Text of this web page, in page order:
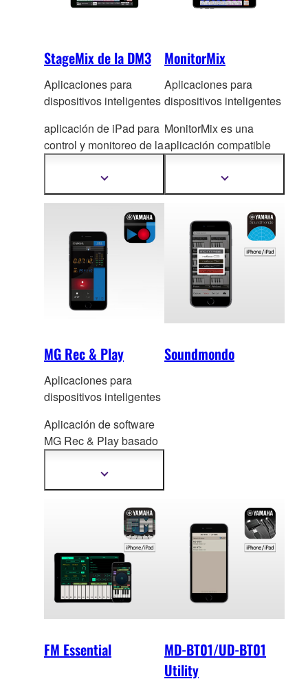
StageMix de la DM3
Aplicaciones para
dispositivos inteligentes
aplicación de iPad para
control y monitoreo de la
Mostrar
MonitorMix
Aplicaciones para
dispositivos inteligentes
MonitorMix es una
aplicación compatible
operativos iOS / Android
que permite realizar una
mezcla de monitoreo
personal en cada
dispositivo via
inalambrica .
Mostrar
MG Rec & Play
Aplicaciones para
dispositivos inteligentes
Aplicación de software
MG Rec & Play basado
cualquier modelo XU
Serie MG.
Mostrar
Soundmondo
FM Essential
MD-BT01/UD-BT01
Utility